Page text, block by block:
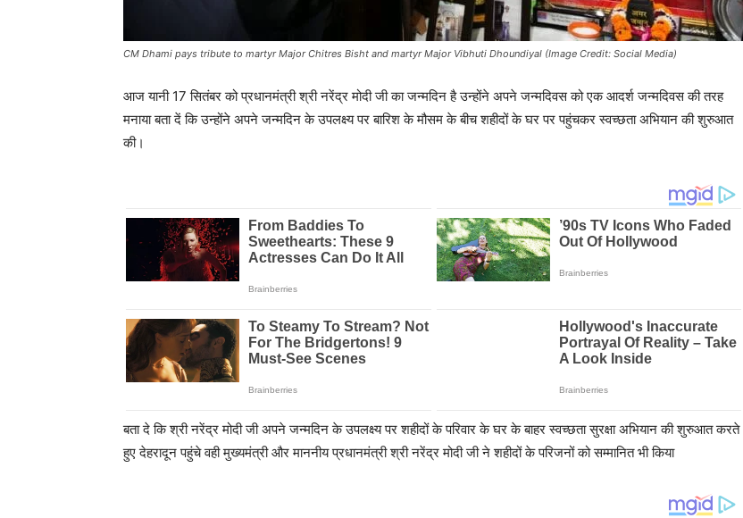
CM Dhami pays tribute to martyr Major Chitres Bisht and martyr Major Vibhuti Dhoundiyal (Image Credit: Social Media)
आज यानी 17 सितंबर को प्रधानमंत्री श्री नरेंद्र मोदी जी का जन्मदिन है उन्होंने अपने जन्मदिवस को एक आदर्श जन्मदिवस की तरह
मनाया बता दें कि उन्होंने अपने जन्मदिन के उपलक्ष्य पर बारिश के मौसम के बीच शहीदों के घर पर पहुंचकर स्वच्छता अभियान की शुरुआत
की।
बता दे कि श्री नरेंद्र मोदी जी अपने जन्मदिन के उपलक्ष्य पर शहीदों के परिवार के घर के बाहर स्वच्छता सुरक्षा अभियान की शुरुआत करते
हुए देहरादून पहुंचे वही मुख्यमंत्री और माननीय प्रधानमंत्री श्री नरेंद्र मोदी जी ने शहीदों के परिजनों को सम्मानित भी किया